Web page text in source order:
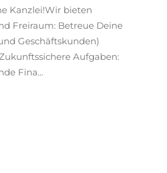
Kanzlei!Wir bieten
Freiraum: Betreue Deine
Geschäftskunden)
Aufgaben:
Fina...